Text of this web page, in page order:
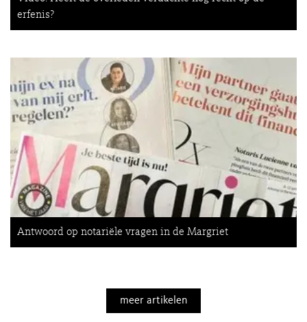
erfenis?
Antwoord op notariële vragen in de Margriet
meer artikelen